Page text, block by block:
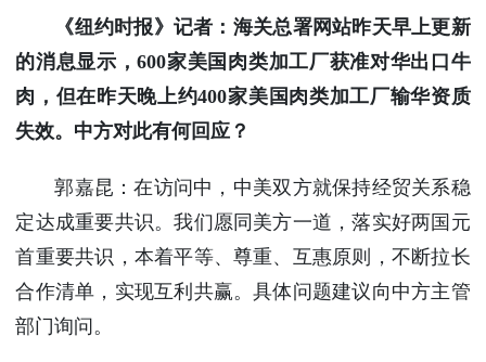
《纽约时报》记者：海关总署网站昨天早上更新
的消息显示，600家美国肉类加工厂获准对华出口牛
肉，但在昨天晚上约400家美国肉类加工厂输华资质
失效。中方对此有何回应？
郭嘉昆：在访问中，中美双方就保持经贸关系稳
定达成重要共识。我们愿同美方一道，落实好两国元
首重要共识，本着平等、尊重、互惠原则，不断拉长
合作清单，实现互利共赢。具体问题建议向中方主管
部门询问。